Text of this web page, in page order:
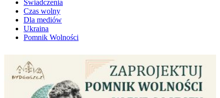
Świadczenia
Czas wolny
Dla mediów
Ukraina
Pomnik Wolności